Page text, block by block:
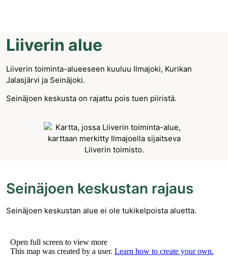
Liiverin alue
Liiverin toiminta-alueeseen kuuluu Ilmajoki, Kurikan
Jalasjärvi ja Seinäjoki.
Seinäjoen keskusta on rajattu pois tuen piiristä.
Seinäjoen keskustan rajaus
Seinäjoen keskustan alue ei ole tukikelpoista aluetta.